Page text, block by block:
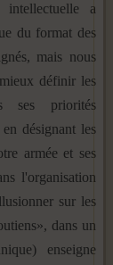
intellectuelle a
du format des
mais nous
définir les
ses priorités
désignant les
armée et ses
l'organisation
sur les
dans un
enseigne